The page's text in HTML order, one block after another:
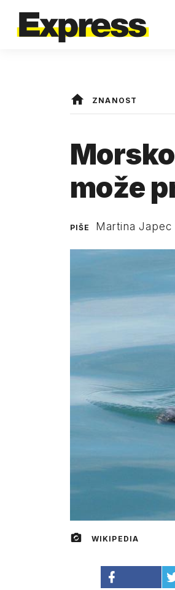
ZNANOST
može
PIŠE Martina Japec
WIKIPEDIA